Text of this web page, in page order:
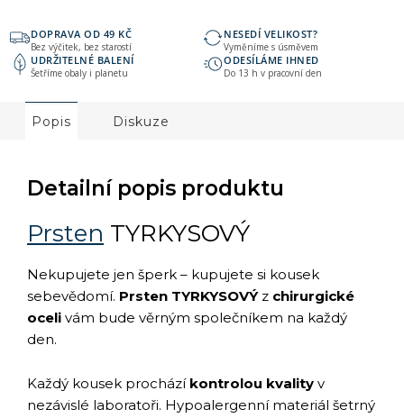
DOPRAVA OD 49 KČ
Bez výčitek, bez starostí
NESEDÍ VELIKOST?
Vyměníme s úsměvem
UDRŽITELNÉ BALENÍ
Šetříme obaly i planetu
ODESÍLÁME IHNED
Do 13 h v pracovní den
Popis Diskuze
Detailní popis produktu
Prsten TYRKYSOVÝ
Nekupujete jen šperk – kupujete si kousek
sebevědomí. Prsten TYRKYSOVÝz chirurgické
oceli vám bude věrným společníkem na každý
den.
Každý kousek prochází kontrolou kvality v
nezávislé laboratoři. Hypoalergenní materiál šetrný